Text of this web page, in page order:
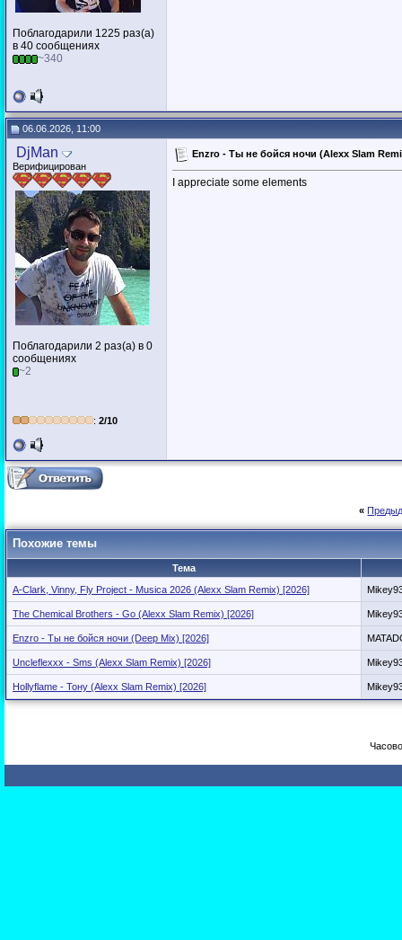
Поблагодарили 1225 раз(а)
в 40 сообщениях
~340
06.06.2026, 11:00
DjMan
Верифицирован
Поблагодарили 2 раз(а) в 0
сообщениях
~2
: 2/10
Enzro - Ты не бойся ночи (Alexx Slam
I appreciate some elements
«
Похожие темы
Тема
A-Clark, Vinny, Fly Project - Musica 2026 (Alexx Slam Remix) [2026]
The Chemical Brothers - Go (Alexx Slam Remix) [2026]
Enzro - Ты не бойся ночи (Deep Mix) [2026]
Uncleflexxx - Sms (Alexx Slam Remix) [2026]
Hollyflame - Тону (Alexx Slam Remix) [2026]